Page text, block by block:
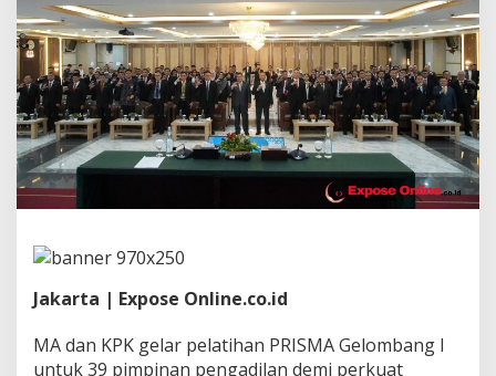
r
g
i
,
3
9
P
i
P
n
Jakarta | Expose Online.co.id
MA dan KPK gelar pelatihan PRISMA Gelombang I
untuk 39 pimpinan pengadilan demi perkuat